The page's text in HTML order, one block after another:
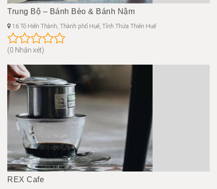
Trung Bộ – Bánh Bèo & Bánh Nậm
16 Tô Hiến Thành, Thành phố Huế, Tỉnh Thừa Thiên Huế
(0 Nhận xét)
REX Cafe